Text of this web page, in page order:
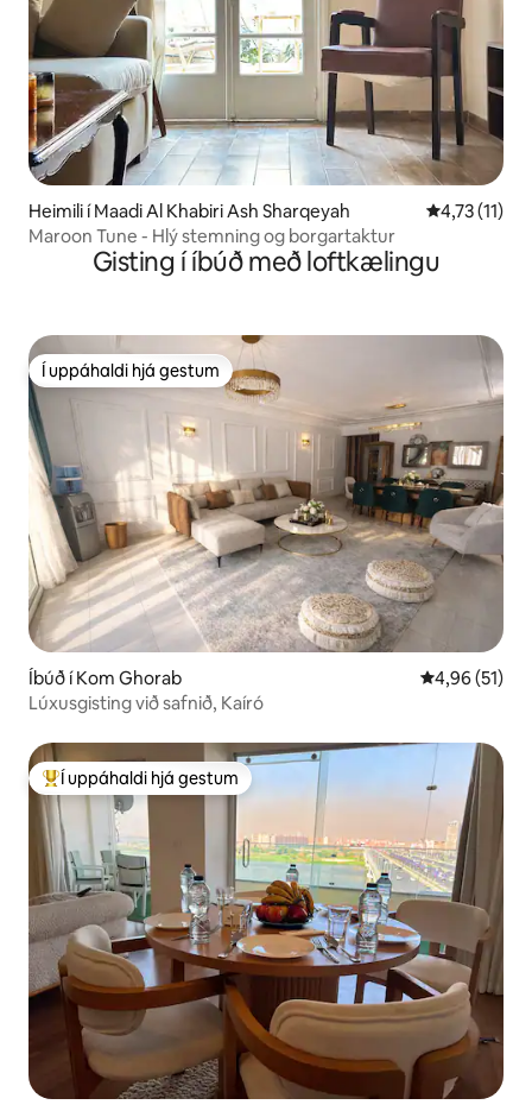
Heimili í Maadi Al Khabiri Ash Sharqeyah 4,73 af 5 í
4,73 (11)
Maroon Tune - Hlý stemning og borgartaktur
Gisting í íbúð með loftkælingu
Í uppáhaldi hjá gestum
Í uppáhaldi hjá gestum
Íbúð í Kom Ghorab 4,96 af 5 í
4,96 (51)
Lúxusgisting við safnið, Kaíró
Í mestu uppáhaldi hjá gestum
Í uppáhaldi hjá gestum